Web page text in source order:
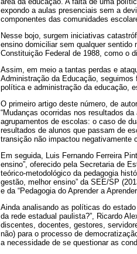
expondo a aulas presenciais sem a
componentes das comunidades
Nesse bojo, surgem iniciativas
ensino domiciliar sem qualquer
Constituição Federal de 1988, como o
Assim, em meio a tantas perdas e
Administração da Educação,
política e administração da educação,
O primeiro artigo deste número, de
“Mudanças ocorridas nos resultados
agrupamentos de escolas: o caso de
resultados de alunos que passam de
transição não impactou negativamente
Em seguida, Luis Fernando Ferreira
ensino”, oferecido pela Secretaria de
teórico-metodológico da pedagogia
gestão, melhor ensino” da SEE/SP
e da “Pedagogia do Aprender a
Ainda analisando as políticas do
da rede estadual paulista?”, Ricardo
discentes, docentes, gestores,
não) para o processo de
a necessidade de se questionar as